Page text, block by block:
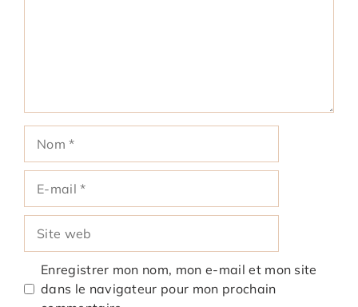
mail
web
Enregistrer mon nom, mon e-mail et mon site
dans le navigateur pour mon prochain